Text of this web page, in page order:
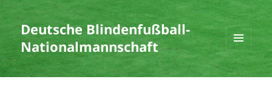
Deutsche Blindenfußball-
Nationalmannschaft
MENÜ
UND
WIDGETS